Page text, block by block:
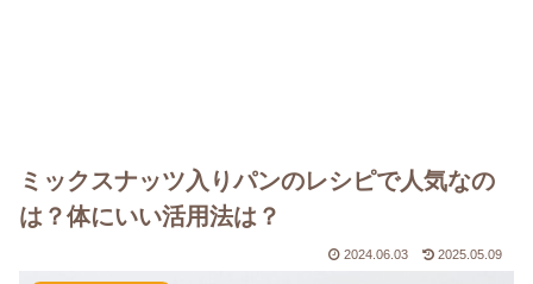
ミックスナッツ入りパンのレシピで人気なの
は？体にいい活用法は？
2024.06.03 2025.05.09